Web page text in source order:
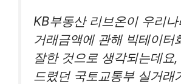
KB부동산 리브온이 우리
거래금액에 관해 빅테이터
잘한 것으로 생각되는데요
드렸던 국토교통부 실거래